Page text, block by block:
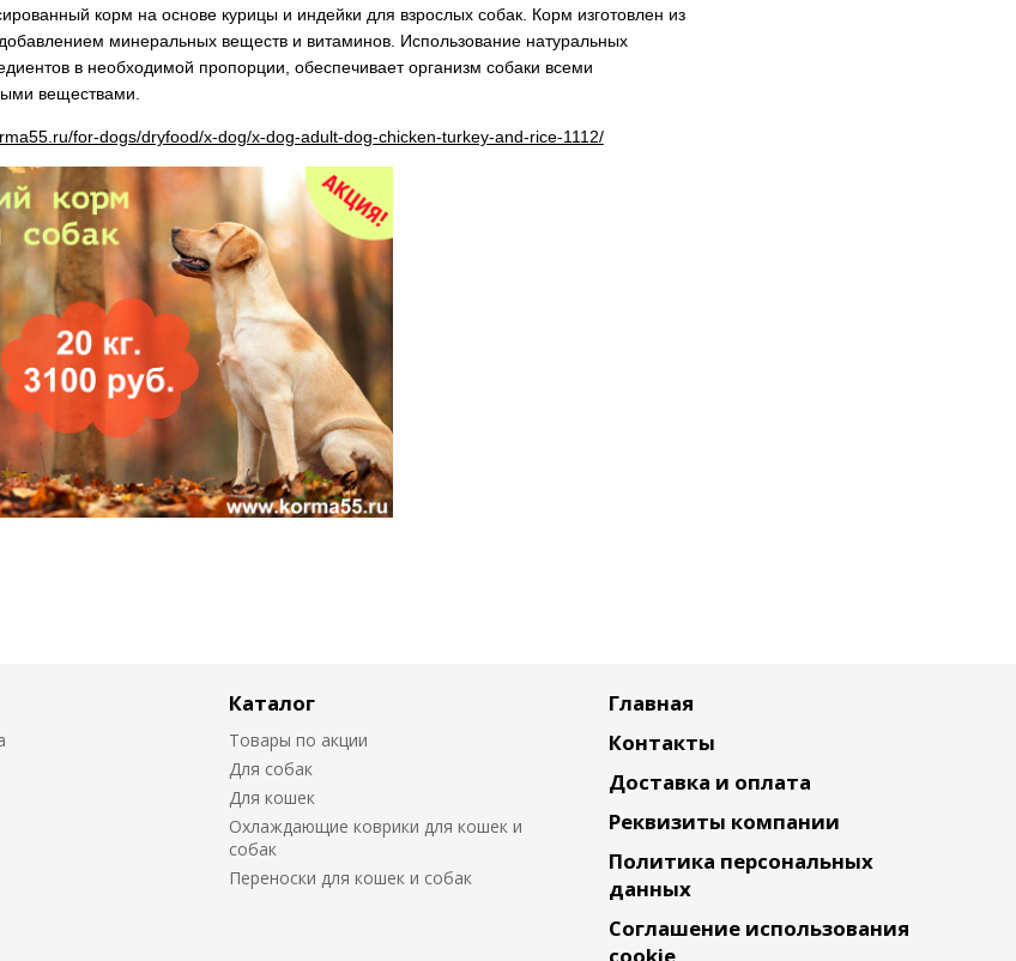
корм на основе курицы и индейки для взрослых собак. Корм изготовлен из
минеральных веществ и витаминов. Использование натуральных
в необходимой пропорции, обеспечивает организм собаки всеми
веществами.
for-dogs/dryfood/x-dog/x-dog-adult-dog-chicken-turkey-and-rice-1112/
Каталог
Товары по акции
Для собак
Для кошек
Охлаждающие коврики для кошек и
собак
Переноски для кошек и собак
Главная
Контакты
Доставка и оплата
Реквизиты компании
Политика персональных
данных
Соглашение использования